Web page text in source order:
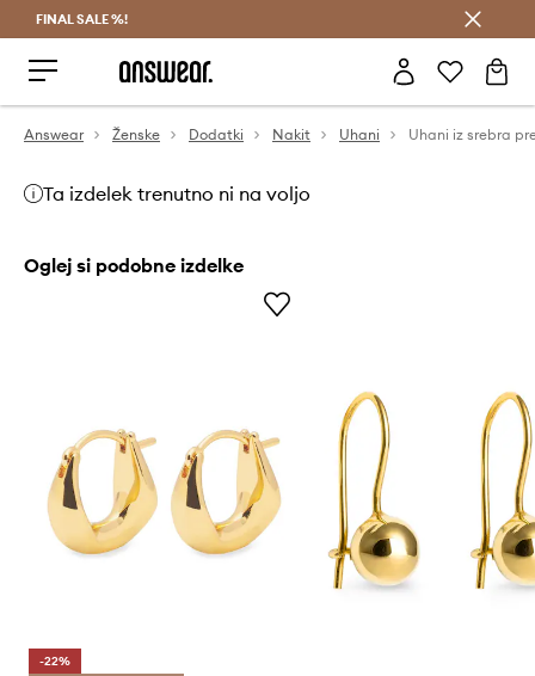
FINAL SALE %!
Answear Ženske Dodatki Nakit Uhani
Ta izdelek trenutno ni na voljo
Oglej si podobne izdelke
-22%